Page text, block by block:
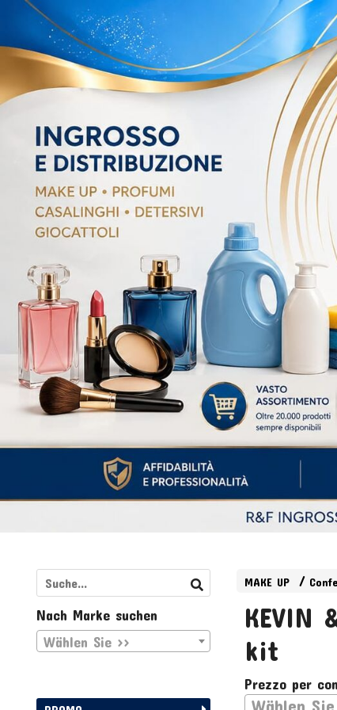
MAKE UP
KEVIN
kit
Prezzo per
Wählen Sie
Nach Marke suchen
Wählen Sie >>